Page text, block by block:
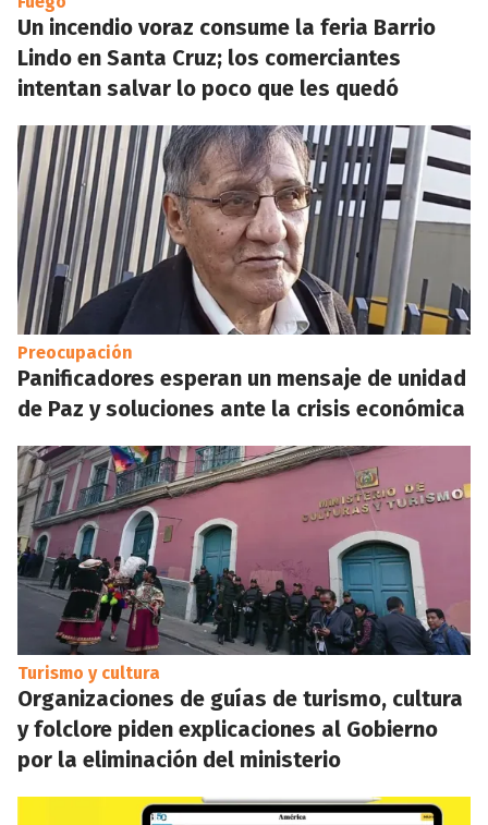
Un incendio voraz consume la feria Barrio
Lindo en Santa Cruz; los comerciantes
intentan salvar lo poco que les quedó
Preocupación
Panificadores esperan un mensaje de unidad
de Paz y soluciones ante la crisis económica
Turismo y cultura
Organizaciones de guías de turismo, cultura
y folclore piden explicaciones al Gobierno
por la eliminación del ministerio